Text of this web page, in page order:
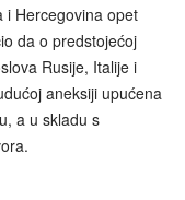
i Hercegovina opet
da o predstojećoj
Rusije, Italije i
aneksiji upućena
a u skladu s